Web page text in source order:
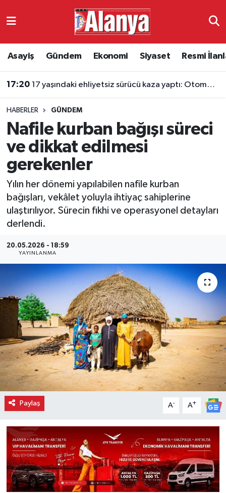
Asayiş Gündem Ekonomi Siyaset Resmi
17:20 17 yaşındaki ehliyetsiz sürücü kaza yaptı: Otomobil hurdaya döndü
HABERLER GÜNDEM
Nafile kurban bağışı süreci
ve dikkat edilmesi
gerekenler
Yılın her dönemi yapılabilen nafile kurban
bağışları, vekâlet yoluyla ihtiyaç sahiplerine
ulaştırılıyor. Sürecin fıkhi ve operasyonel detayları
derlendi.
20.05.2026 - 18:59
YAYINLANMA
Paylaş A- A+
Ekonomi
Resmi İlanlar
Alanyaspor
Turizm
E-Gazete
Antalya Namaz Vakitleri
Süper Lig Puan Durumu ve Fikstür
Tüm Manşetler
Son Dakika Haberleri
Haber Arşivi